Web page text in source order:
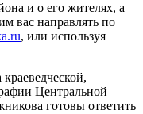
и о его жителях, а
вас направлять по
, или используя
Центральной
готовы ответить